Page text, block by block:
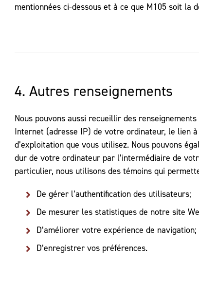
mentionnées ci-dessous et à ce que M105 soit la
4. Autres renseignements
Nous pouvons aussi recueillir des
Internet (adresse IP) de votre ordinateur, le lien
d’exploitation que vous utilisez. Nous pouvons
dur de votre ordinateur par l’intermédiaire de
particulier, nous utilisons des témoins qui
De gérer l’authentification des utilisateurs;
De mesurer les statistiques de notre site
D’améliorer votre expérience de navigation;
D’enregistrer vos préférences.